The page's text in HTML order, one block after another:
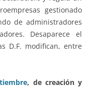
gestionado
de administradores
Desaparece el
D.F. modifican, entre
, de creación y